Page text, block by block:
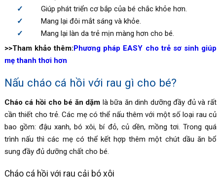
Giúp phát triển cơ bắp của bé chắc khỏe hơn.
Mang lại đôi mắt sáng và khỏe.
Mang lại làn da trẻ mịn màng hơn cho bé.
>>Tham khảo thêm:Phương pháp EASY cho trẻ sơ sinh giúp
mẹ thanh thơi hơn
Nấu cháo cá hồi với rau gì cho bé?
Cháo cá hồi cho bé ăn dặm là bữa ăn dinh dưỡng đầy đủ và rất
cần thiết cho trẻ. Các mẹ có thể nấu thêm với một số loại rau củ
bao gồm: đậu xanh, bó xôi, bí đỏ, củ dền, mồng tơi. Trong quá
trình nấu thì các mẹ có thể kết hợp thêm một chút dầu ăn bổ
sung đầy đủ dưỡng chất cho bé.
Cháo cá hồi với rau cải bó xôi